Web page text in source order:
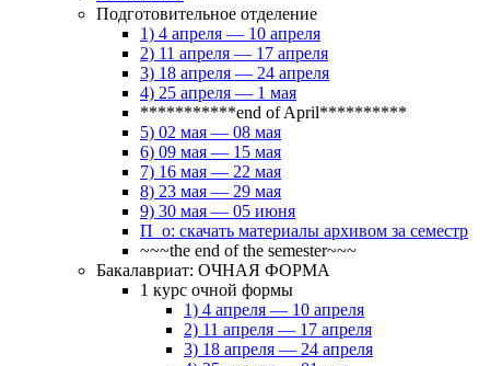
Подготовительное отделение
1) 4 апреля — 10 апреля
2) 11 апреля — 17 апреля
3) 18 апреля — 24 апреля
4) 25 апреля — 1 мая
***********end of April**********
5) 02 мая — 08 мая
6) 09 мая — 15 мая
7) 16 мая — 22 мая
8) 23 мая — 29 мая
9) 30 мая — 05 июня
П_о: скачать материалы архивом за семестр
~~~the end of the semester~~~
Бакалавриат: ОЧНАЯ ФОРМА
1 курс очной формы
1) 4 апреля — 10 апреля
2) 11 апреля — 17 апреля
3) 18 апреля — 24 апреля